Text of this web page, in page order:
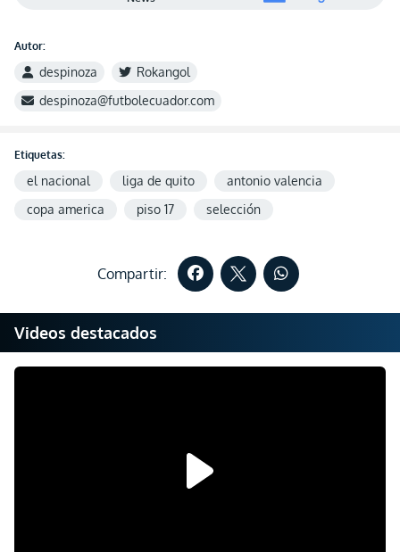
Autor:
despinoza
Rokangol
despinoza@futbolecuador.com
Etiquetas:
el nacional liga de quito
antonio valencia
copa america
piso 17 selección
Compartir:
Videos destacados